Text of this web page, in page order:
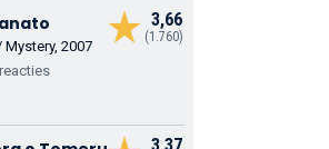
Luca Zingaretti
3,66
(1.760)
Mystery, 2007